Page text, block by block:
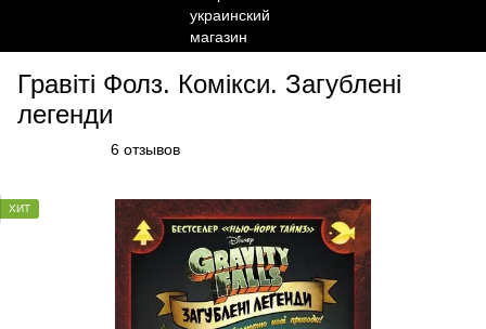
Гравіті Фолз. Комікси. Загублені
легенди
6 отзывов
ХИТ